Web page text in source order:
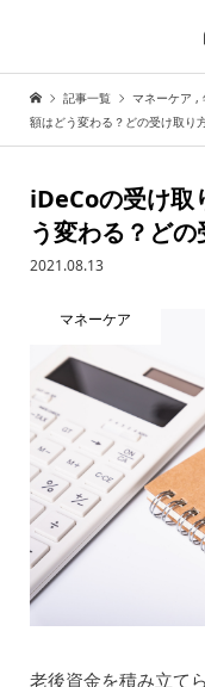
記事一覧 マネーケア ,
額はどう変わる？どの受け取り
iDeCoの受け取
う変わる？ど
2021.08.13
マネーケア
老後資金を積み立て